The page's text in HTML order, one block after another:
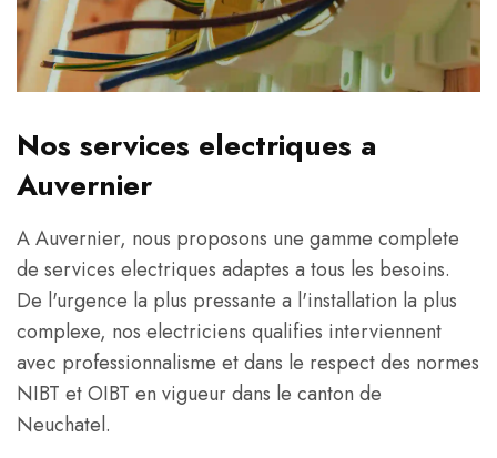
Nos services electriques a
Auvernier
A Auvernier, nous proposons une gamme complete
de services electriques adaptes a tous les besoins.
De l'urgence la plus pressante a l'installation la plus
complexe, nos electriciens qualifies interviennent
avec professionnalisme et dans le respect des normes
NIBT et OIBT en vigueur dans le canton de
Neuchatel.